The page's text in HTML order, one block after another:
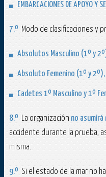
EMBARCACIONES DE APOYO Y
7.º Modo de clasificaciones y
Absolutos Masculino (1º y
Absoluto Femenino (1º y 2º),
Cadetes 1º Masculino y 1º
8.º La organización no asumirá
accidente durante la prueba,
misma.
9.º Si el estado de la mar no